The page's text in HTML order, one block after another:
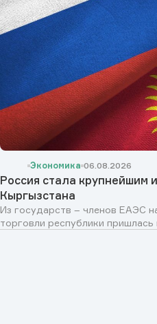
Экономика 06.08.2026
Россия стала крупнейшим
Кыргызстана
Из государств – членов ЕАЭС
торговли республики пришлась